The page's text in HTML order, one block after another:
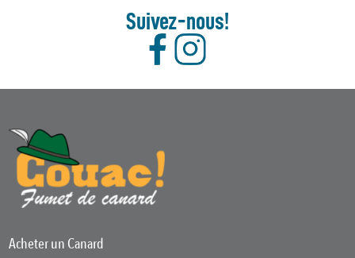
Suivez-nous!
Acheter un Canard